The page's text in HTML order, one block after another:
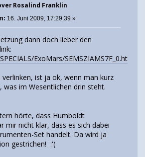
Rosalind Franklin
16. Juni 2009, 17:29:39 »
dann doch lieber den
ExoMars/
verlinken, ist ja ok, wenn man kurz
was im Wesentlichen drin steht.
hörte, dass Humboldt
mir nicht klar, dass es sich dabei
Set handelt. Da wird ja
gestrichen! :'(